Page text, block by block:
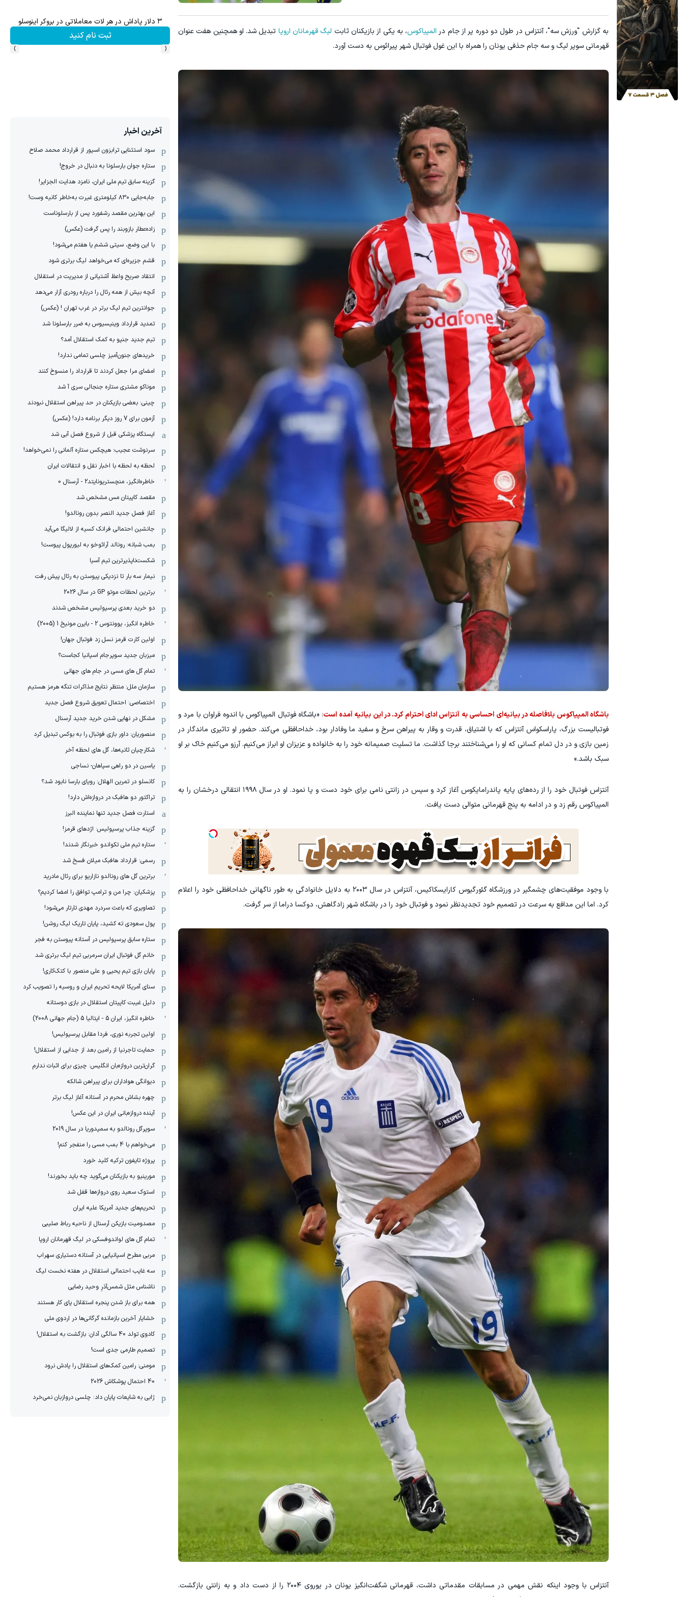
به گزارش "ورزش سه"، آنتزاس در طول دو دوره پر از جام در المپیاکوس، به یکی از بازیکنان ثابت لیگ قهرمانان اروپا تبدیل شد. او همچنین هفت عنوان
قهرمانی سوپر لیگ و سه جام حذفی یونان را همراه با این غول فوتبال شهر پیرائوس به دست آورد.
باشگاه المپیاکوس بلافاصله در بیانیه‌ای احساسی به آنتزاس ادای احترام کرد. در این بیانیه آمده است: «باشگاه فوتبال المپیاکوس با اندوه فراوان با مرد و
فوتبالیست بزرگ، پاراسکواس آنتزاس که با اشتیاق، قدرت و وقار به پیراهن سرخ و سفید ما وفادار بود، خداحافظی می‌کند. حضور او تاثیری ماندگار در
زمین بازی و در دل تمام کسانی که او را می‌شناختند برجا گذاشت. ما تسلیت صمیمانه خود را به خانواده و عزیزان او ابراز می‌کنیم. آرزو می‌کنیم خاک بر او
سبک باشد.»
آنتزاس فوتبال خود را از رده‌های پایه پاندرامایکوس آغاز کرد و سپس در زانتی نامی برای خود دست و پا نمود. او در سال ۱۹۹۸ انتقالی درخشان را به
المپیاکوس رقم زد و در ادامه به پنج قهرمانی متوالی دست یافت.
با وجود موفقیت‌های چشمگیر در ورزشگاه گئورگیوس کارایسکاکیس، آنتزاس در سال ۲۰۰۳ به دلایل خانوادگی به طور ناگهانی خداحافظی خود را اعلام
کرد. اما این مدافع به سرعت در تصمیم خود تجدیدنظر نمود و فوتبال خود را در باشگاه شهر زادگاهش، دوکسا دراما از سر گرفت.
آنتزاس با وجود اینکه نقش مهمی در مسابقات مقدماتی داشت، قهرمانی شگفت‌انگیز یونان در یوروی ۲۰۰۴ را از دست داد و به زانتی بازگشت.
۳ دلار پاداش در هر لات معاملاتی در بروکر اینوسلو
ثبت نام کنید ثبت نام کنید
میدونستی میتونی از بالا رفتن ارزش سهام گوگل سود کسب کنی؟
ثبت نام کنید
ترید XAUUSD با اسپرد از صفر پیپ
ثبت نام کنید
‹
›
آخرین اخبار
سود استثنایی ترابزون اسپور از قرارداد محمد صلاح
ستاره جوان بارسلونا به دنبال در خروج!
گزینه سابق تیم ملی ایران، نامزد هدایت الجزایر!
جابه‌جایی ۸۳۰ کیلومتری غیرت به‌خاطر کانیه وست!
این بهترین مقصد رشفورد پس از بارسلوناست
زاده‌عطار بازوبند را پس گرفت (عکس)
با این وضع، سیتی ششم یا هفتم می‌شود!
قشم جزیره‌ای که می‌خواهد لیگ برتری شود
انتقاد صریح واعظ آشتیانی از مدیریت در استقلال
آنچه بیش از همه رئال را درباره رودری آزار می‌دهد
جوانترین تیم لیگ برتر در غرب تهران ! (عکس)
تمدید قرارداد وینیسیوس به ضرر بارسلونا شد
تیم جدید جنپو به کمک استقلال آمد؟
خریدهای جنون‌آمیز چلسی تمامی ندارد!
امضای مرا جعل کردند تا قرارداد را منسوخ کنند
موناکو مشتری ستاره جنجالی سری آ شد
چینی: بعضی بازیکنان در حد پیراهن استقلال نبودند
آزمون برای 7 روز دیگر برنامه دارد! (عکس)
ایستگاه پزشکی قبل از شروع فصل آبی شد
سرنوشت عجیب: هیچکس ستاره آلمانی را نمی‌خواهد!
لحظه به لحظه با اخبار نقل و انتقالات ایران
خاطره‌انگیز، منچستریونایتد2 - آرسنال 0
مقصد کاپیتان مس مشخص شد
آغاز فصل جدید النصر بدون رونالدو!
جانشین احتمالی فرانک کسیه از لالیگا می‌آید
بمب شبانه: رونالد آرائوخو به لیورپول پیوست!
شکست‌ناپذیرترین تیم آسیا
نیمار سه بار تا نزدیکی پیوستن به رئال پیش رفت
برترین لحظات موتو GP در سال 2026
دو خرید بعدی پرسپولیس مشخص شدند
خاطره انگیز، یوونتوس 2 - بایرن مونیخ 1 (2005)
اولین کارت قرمز نسل زد فوتبال جهان!
میزبان جدید سوپرجام اسپانیا کجاست؟
تمام گل های مسی در جام های جهانی
سازمان ملل: منتظر نتایج مذاکرات تنگه هرمز هستیم
اختصاصی: احتمال تعویق شروع فصل جدید
مشکل در نهایی شدن خرید جدید آرسنال
منصوریان: داور بازی فوتبال را به بوکس تبدیل کرد
شکارچیان ثانیه‌ها، گل های لحظه آخر
یاسین در دو راهی سپاهان- نساجی
کانسلو در تمرین الهلال: رویای بارسا نابود شد؟
تراکتور دو هافبک در دروازه‌اش دارد!
استارت فصل جدید تنها نماینده البرز
گزینه جذاب پرسپولیس: اژدهای قرمز!
ستاره تیم ملی تکواندو خبرنگار شدند!
رسمی: قرارداد هافبک میلان فسخ شد
برترین گل های رونالدو نازاریو برای رئال مادرید
پزشکیان: چرا من و ترامپ توافق را امضا کردیم؟
تصاویری که باعث سردرد مهدی تارتار می‌شود!
پول سعودی ته کشید، پایان تاریک لیگ روشن!
ستاره سابق پرسپولیس در آستانه پیوستن به فجر
خانم گل فوتبال ایران سرمربی تیم لیگ برتری شد
پایان بازی تیم یحیی و علی منصور با کتک‌کاری!
سنای آمریکا لایحه تحریم ایران و روسیه را تصویب کرد
دلیل غیبت کاپیتان استقلال در بازی دوستانه
خاطره انگیز، ایران 5 - ایتالیا 5 (جام جهانی 2008)
اولین تجربه نوری، فردا مقابل پرسپولیس!
حمایت تاجرنیا از رامین بعد از جدایی از استقلال!
گران‌ترین دروازه‌بان انگلیس: چیزی برای اثبات ندارم
دیوانگی هواداران برای پیراهن شالکه
چهره بشاش محرم در آستانه آغاز لیگ برتر
آینده دروازه‌بانی ایران در این عکس!
سوپرگل رونالدو به سمپدوریا در سال 2019
می‌خواهم با 4 بمب مسی را منفجر کنم!
پروژه تایفون ترکیه کلید خورد
مورینیو به بازیکنان می‌گوید چه باید بخورند!
استوک سعید روی دروازه‌ها قفل شد
تحریم‌های جدید آمریکا علیه ایران
مصدومیت بازیکن آرسنال از ناحیه رباط صلیبی
تمام گل های لواندوفسکی در لیگ قهرمانان اروپا
مربی مطرح اسپانیایی در آستانه دستیاری سهراب
سه غایب احتمالی استقلال در هفته نخست لیگ
ناشناس مثل شمس‌آذرِ وحید رضایی
همه برای باز شدن پنجره استقلال پای کار هستند
خشایار آخرین بازمانده گرگانی‌ها در اردوی ملی
کادوی تولد 40 سالگی آدان: بازگشت به استقلال!
تصمیم طارمی جدی است!
مومنی: رامین کمک‌های استقلال را یادش نرود
40 احتمال پوشکاش 2026
ژابی به شایعات پایان داد: چلسی دروازبان نمی‌خرد